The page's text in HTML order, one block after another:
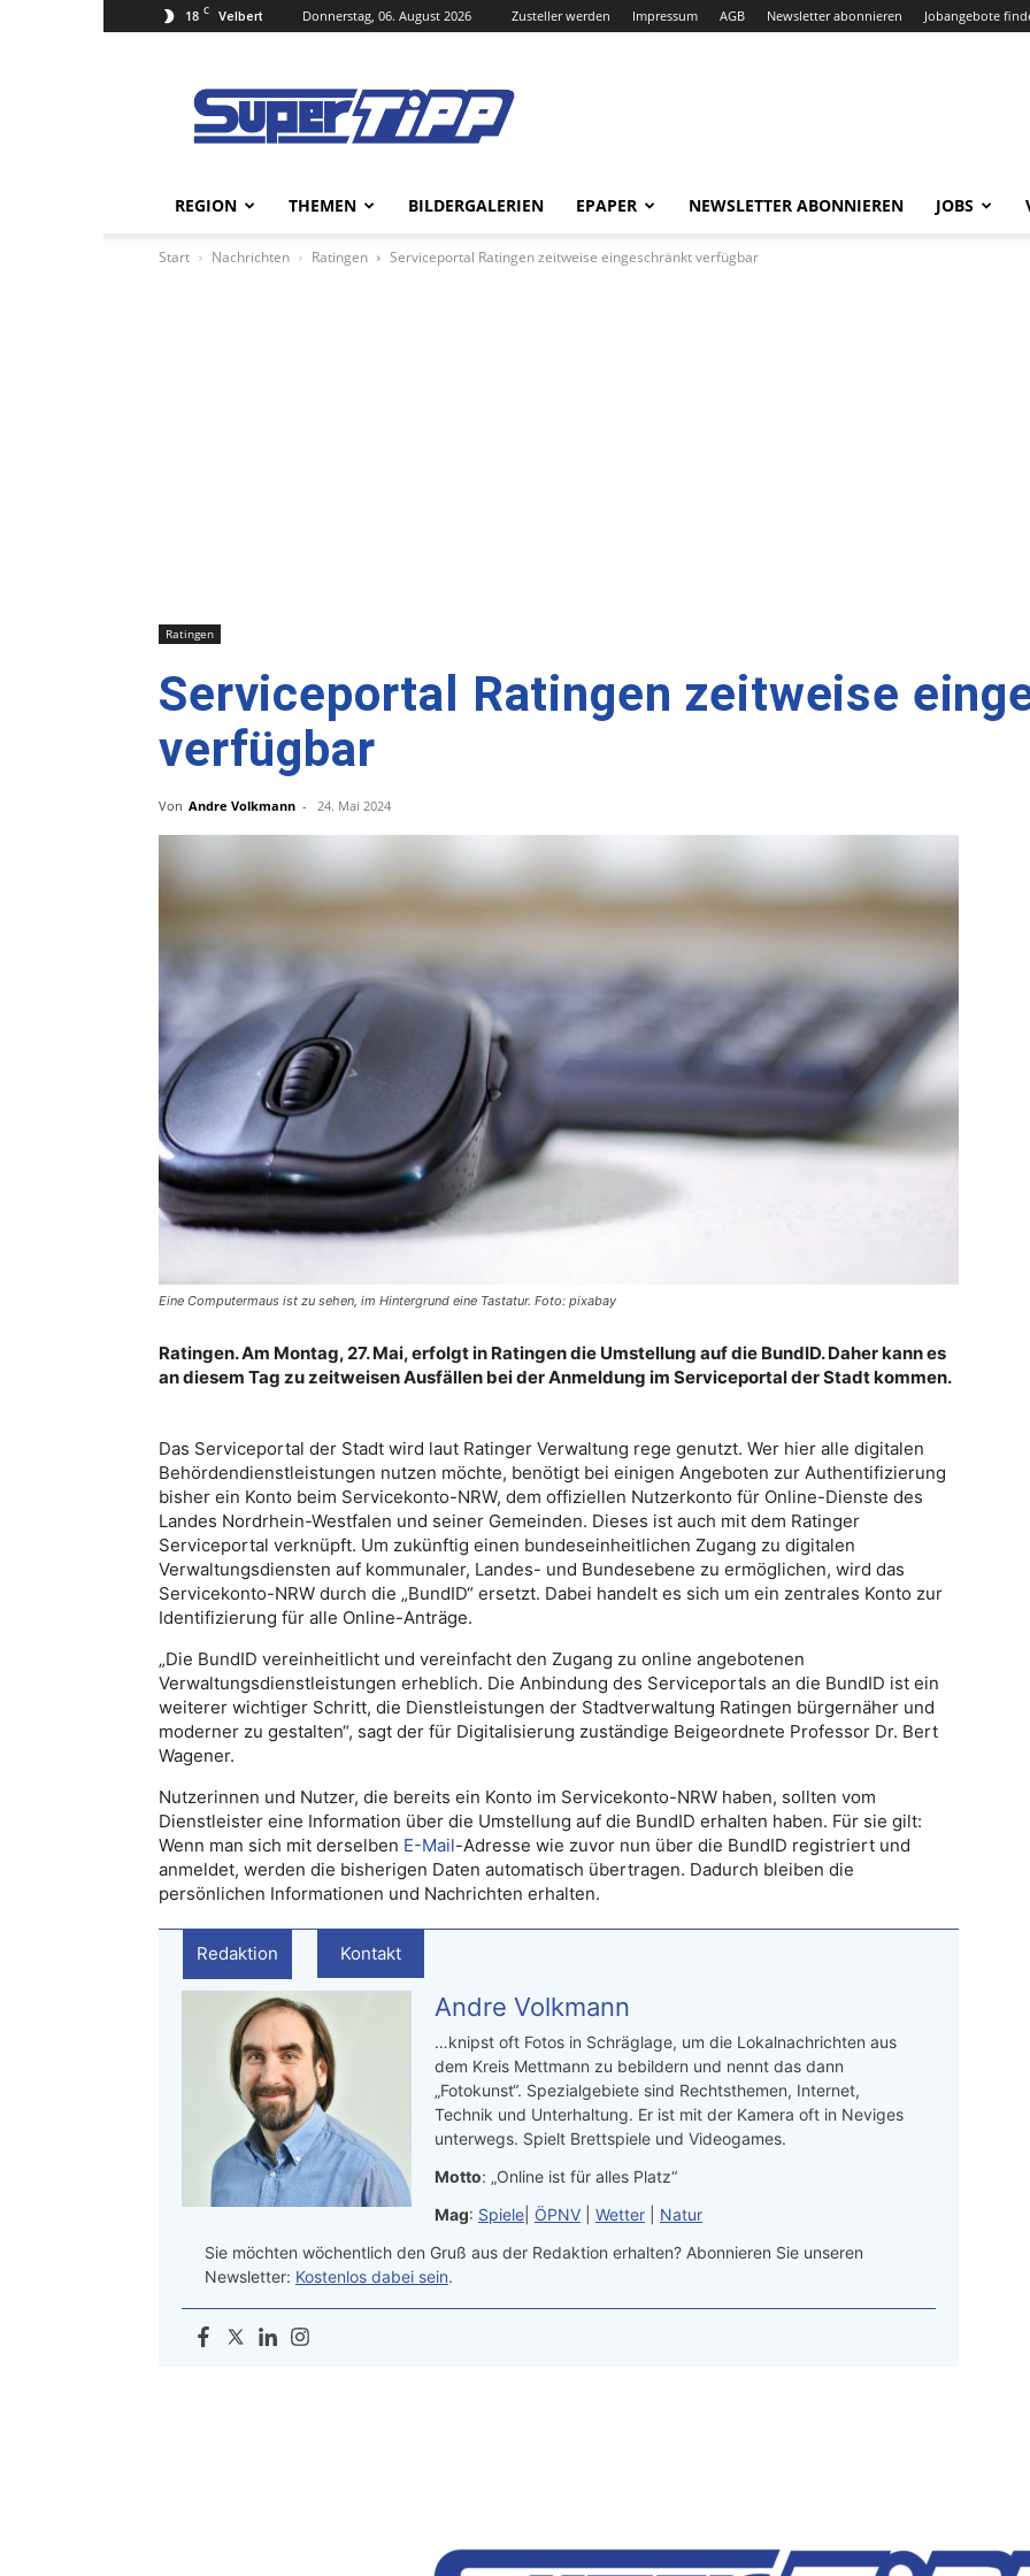
18 C Velbert Donnerstag, 06. August 2026 Zusteller werden Impressum AGB Newsletter abonnieren Jobangebote
Tipp
Online
REGION THEMEN BILDERGALERIEN EPAPER NEWSLETTER ABONNIEREN JOBS
Start Nachrichten Ratingen Serviceportal Ratingen zeitweise eingeschränkt verfügbar
Ratingen
Serviceportal Ratingen zeitweise
verfügbar
Von Andre Volkmann - 24. Mai 2024
Eine Computermaus ist zu sehen, im Hintergrund eine Tastatur. Foto: pixabay
Ratingen. Am Montag, 27. Mai, erfolgt in Ratingen die Umstellung auf die BundID. Daher kann es
an diesem Tag zu zeitweisen Ausfällen bei der Anmeldung im Serviceportal der Stadt kommen.
Das Serviceportal der Stadt wird laut Ratinger Verwaltung rege genutzt. Wer hier alle digitalen
Behördendienstleistungen nutzen möchte, benötigt bei einigen Angeboten zur Authentifizierung
bisher ein Konto beim Servicekonto-NRW, dem offiziellen Nutzerkonto für Online-Dienste des
Landes Nordrhein-Westfalen und seiner Gemeinden. Dieses ist auch mit dem Ratinger
Serviceportal verknüpft. Um zukünftig einen bundeseinheitlichen Zugang zu digitalen
Verwaltungsdiensten auf kommunaler, Landes- und Bundesebene zu ermöglichen, wird das
Servicekonto-NRW durch die „BundID“ ersetzt. Dabei handelt es sich um ein zentrales Konto zur
Identifizierung für alle Online-Anträge.
„Die BundID vereinheitlicht und vereinfacht den Zugang zu online angebotenen
Verwaltungsdienstleistungen erheblich. Die Anbindung des Serviceportals an die BundID ist ein
weiterer wichtiger Schritt, die Dienstleistungen der Stadtverwaltung Ratingen bürgernäher und
moderner zu gestalten“, sagt der für Digitalisierung zuständige Beigeordnete Professor Dr. Bert
Wagener.
Nutzerinnen und Nutzer, die bereits ein Konto im Servicekonto-NRW haben, sollten vom
Dienstleister eine Information über die Umstellung auf die BundID erhalten haben. Für sie gilt:
Wenn man sich mit derselben E-Mail-Adresse wie zuvor nun über die BundID registriert und
anmeldet, werden die bisherigen Daten automatisch übertragen. Dadurch bleiben die
persönlichen Informationen und Nachrichten erhalten.
Redaktion Kontakt
Andre Volkmann
…knipst oft Fotos in Schräglage, um die Lokalnachrichten aus
dem Kreis Mettmann zu bebildern und nennt das dann
„Fotokunst“. Spezialgebiete sind Rechtsthemen, Internet,
Technik und Unterhaltung. Er ist mit der Kamera oft in Neviges
unterwegs. Spielt Brettspiele und Videogames.
Motto: „Online ist für alles Platz“
Mag: Spiele ÖPNV Wetter
Natur
Sie möchten wöchentlich den Gruß aus der Redaktion erhalten? Abonnieren Sie unseren
Newsletter: Kostenlos dabei sein.